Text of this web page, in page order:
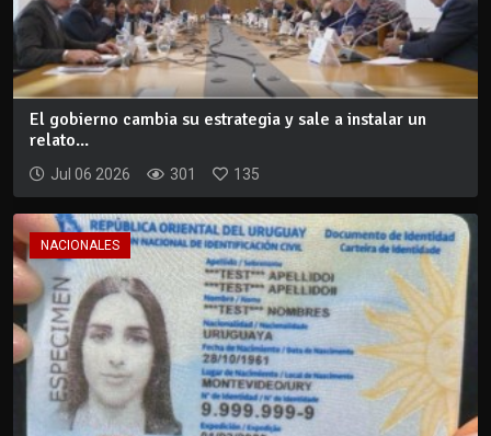
El gobierno cambia su estrategia y sale a instalar un
relato...
Jul 06 2026 301 135
NACIONALES